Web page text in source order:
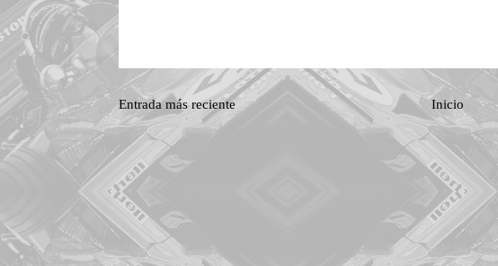
Entrada más reciente Inicio